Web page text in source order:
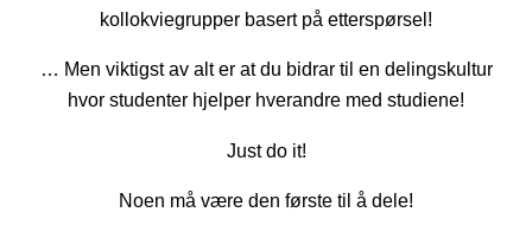
kollokviegrupper basert på etterspørsel!
… Men viktigst av alt er at du bidrar til en delingskultur
hvor studenter hjelper hverandre med studiene!
Just do it!
Noen må være den første til å dele!